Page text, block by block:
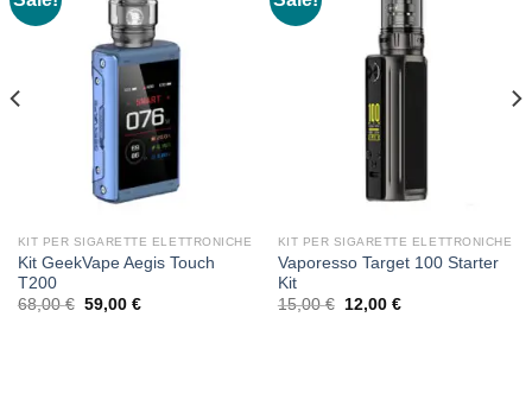
KIT PER SIGARETTE ELETTRONICHE
Kit GeekVape Aegis Touch
T200
68,00€ Original
59,00 €Current
KIT PER SIGARETTE ELETTRONICHE
Vaporesso Target 100 Starter
Kit
15,00€
Original
12,00 €Current